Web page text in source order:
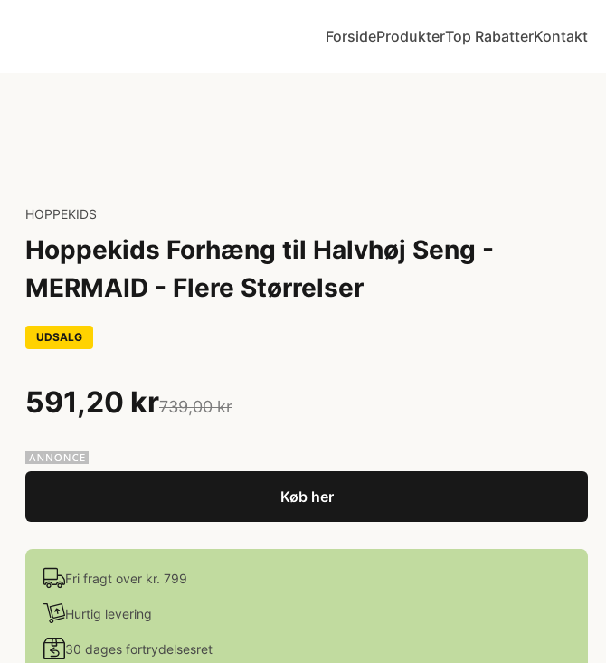
ForsideProdukterTop RabatterKontakt
HOPPEKIDS
Hoppekids Forhæng til Halvhøj Seng -
MERMAID - Flere Størrelser
UDSALG
591,20 kr739,00 kr
Køb her
Fri fragt over kr. 799
Hurtig levering
30 dages fortrydelsesret